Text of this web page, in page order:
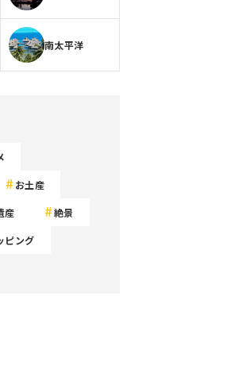
南太平洋
お土産
産 絶景
ピング